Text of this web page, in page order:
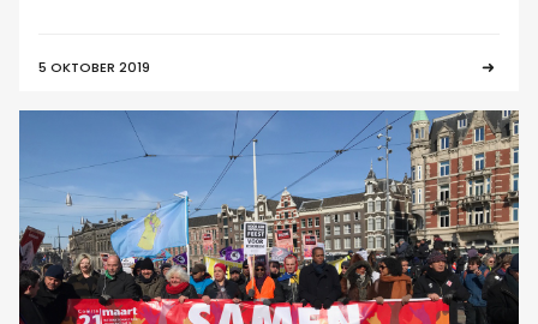
5 OKTOBER 2019